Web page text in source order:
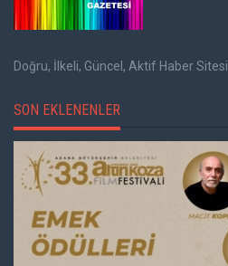
Doğru, İlkeli, Güncel, Aktif Haber Sitesi
SON EKLENENLER